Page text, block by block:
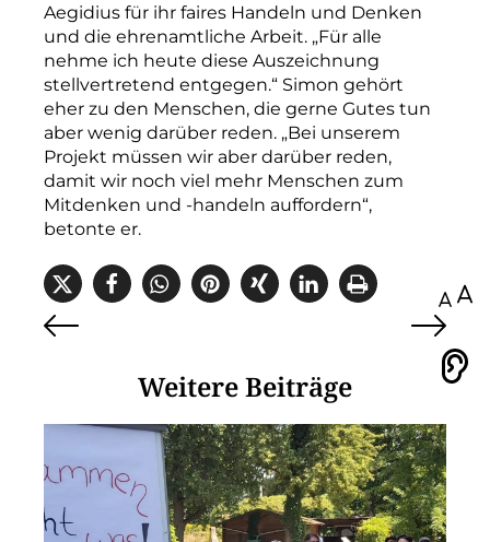
Aegidius für ihr faires Handeln und Denken
und die ehrenamtliche Arbeit. „Für alle
nehme ich heute diese Auszeichnung
stellvertretend entgegen.“ Simon gehört
eher zu den Menschen, die gerne Gutes tun
aber wenig darüber reden. „Bei unserem
Projekt müssen wir aber darüber reden,
damit wir noch viel mehr Menschen zum
Mitdenken und -handeln auffordern“,
betonte er.
Weitere Beiträge
100